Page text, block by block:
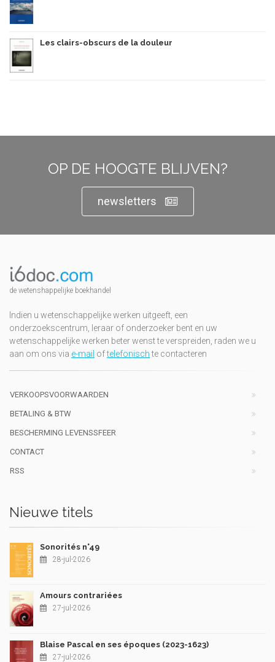
Les clairs-obscurs de la douleur
OP DE HOOGTE BLIJVEN?
newsletters
de wetenshappelijke boekhandel
Indien u wetenschappelijke werken uitgeeft, een
onderzoekscentrum, leraar of onderzoeker bent en uw
wetenschappelijke werken beter wenst te verspreiden, raden we u
aan om ons via e-mail oftelefonischte contacteren
VERKOOPSVOORWAARDEN
BETALING & BTW
BESCHERMING LEVENSSFEER
CONTACT
RSS
Nieuwe titels
Sonorités n°49
28-jul-2026
Amours contrariées
27-jul-2026
Blaise Pascal en ses époques (2023-1623)
27-jul-2026